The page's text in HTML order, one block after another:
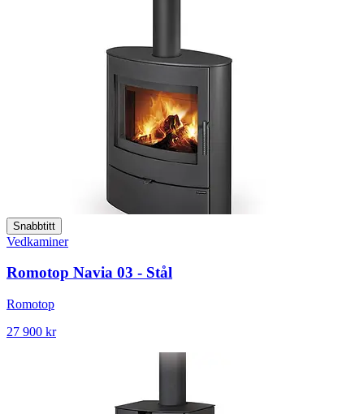
Snabbtitt
Vedkaminer
Romotop Navia 03 - Stål
Romotop
27 900 kr